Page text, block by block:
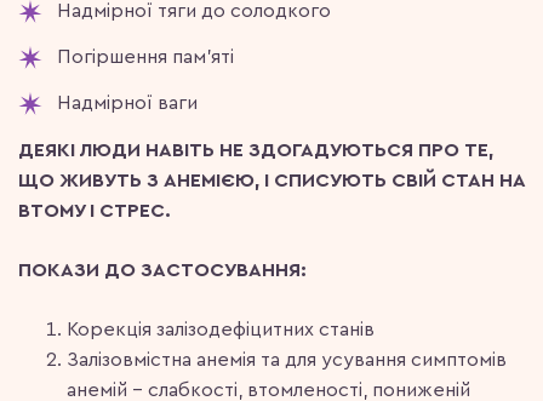
Надмірної тяги до солодкого
Погіршення пам’яті
Надмірної ваги
ДЕЯКІ ЛЮДИ НАВІТЬ НЕ ЗДОГАДУЮТЬСЯ ПРО ТЕ,
ЩО ЖИВУТЬ З АНЕМІЄЮ, І СПИСУЮТЬ СВІЙ СТАН НА
ВТОМУ І СТРЕС.
ПОКАЗИ ДО ЗАСТОСУВАННЯ:
Корекція залізодефіцитних станів
Залізовмістна анемія та для усування симптомів
анемій − слабкості, втомленості, пониженій